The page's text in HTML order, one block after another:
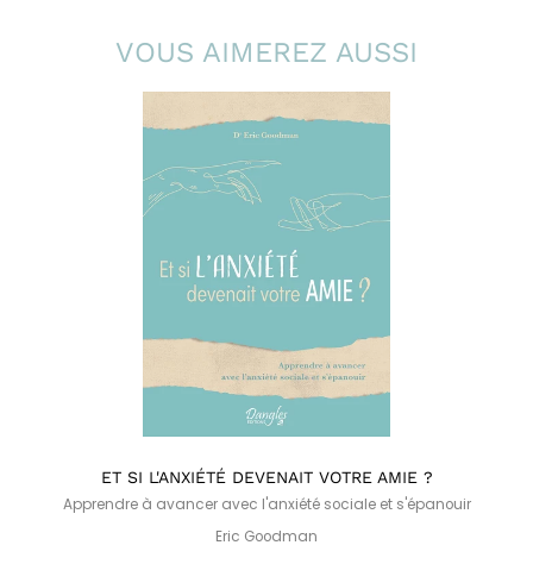
VOUS AIMEREZ AUSSI
ET SI L'ANXIÉTÉ DEVENAIT VOTRE AMIE ?
Apprendre à avancer avec l'anxiété sociale et s'épanouir
Eric Goodman